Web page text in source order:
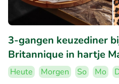
3-gangen keuzediner
Britannique in hartje
Heute Morgen So Mo